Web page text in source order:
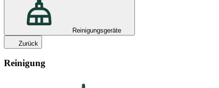
Reinigungsgeräte
Zurück
Reinigung